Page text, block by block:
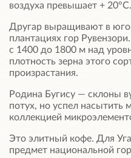
воздуха превышает + 20°C.
Другар выращивают в
плантациях гор
с 1400 до 1800 м над
плотность зерна этого
произрастания.
Родина Бугису — склоны
потух, но успел насытить
коллекцией
Это элитный кофе. Для
предмет национальной